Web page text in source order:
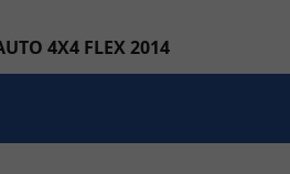
4X4 FLEX 2014